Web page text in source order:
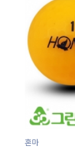
혼마